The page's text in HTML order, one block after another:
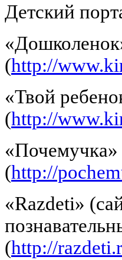
Детский
(http://
«Твой
(http://
«Почемучка»
(http://
«Razdeti»
(http://